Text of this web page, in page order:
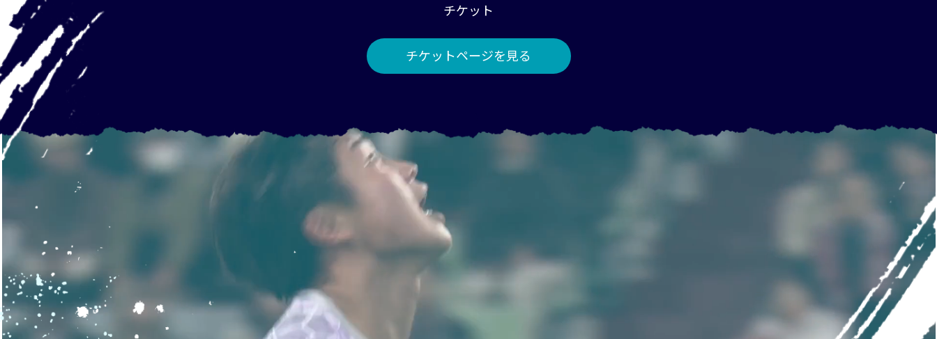
チケット
チケットページを見る